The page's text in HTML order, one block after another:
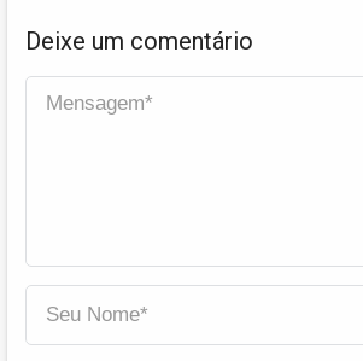
Deixe um comentário